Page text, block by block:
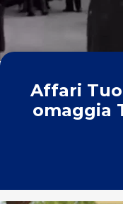
Affari
omaggia